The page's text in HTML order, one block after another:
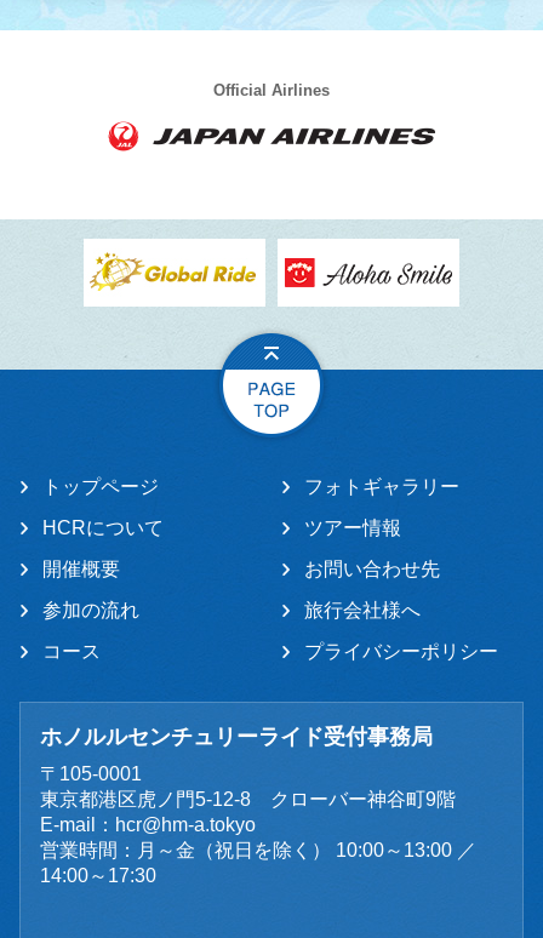
Official Airlines
トップページ
HCRについて
開催概要
参加の流れ
コース
フォトギャラリー
ツアー情報
お問い合わせ先
旅行会社様へ
プライバシーポリシー
ホノルルセンチュリーライド受付事務局
〒105-0001
東京都港区虎ノ門5-12-8 クローバー神谷町9階
E-mail： hcr@hm-a.tokyo
営業時間：月～金（祝日を除く） 10:00～13:00 ／
14:00～17:30